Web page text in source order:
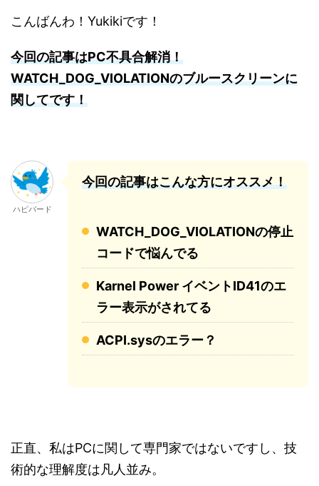
こんばんわ！Yukikiです！
今回の記事はPC不具合解消！
WATCH_DOG_VIOLATIONのブルースクリーンに
関してです！
ハピバード
今回の記事はこんな方にオススメ！
WATCH_DOG_VIOLATIONの停止
コードで悩んでる
Karnel Power イベントID41のエ
ラー表示がされてる
ACPI.sysのエラー？
正直、私はPCに関して専門家ではないですし、技
術的な理解度は凡人並み。